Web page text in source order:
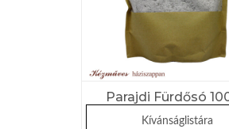
Parajdi Fürdősó
Kívánságlistára